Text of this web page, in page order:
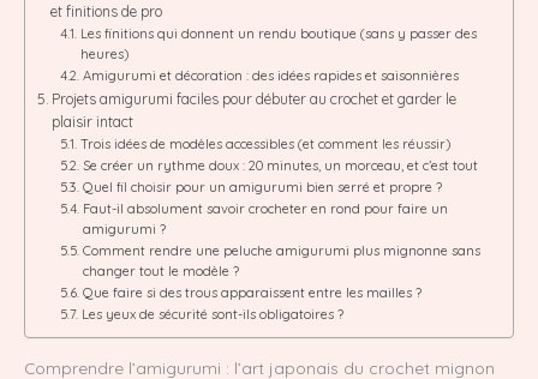
et finitions de pro
Les finitions qui donnent un rendu boutique (sans y passer des
heures)
Amigurumi et décoration : des idées rapides et saisonnières
Projets amigurumi faciles pour débuter au crochet et garder le
plaisir intact
Trois idées de modèles accessibles (et comment les réussir)
Se créer un rythme doux : 20 minutes, un morceau, et c’est tout
Quel fil choisir pour un amigurumi bien serré et propre ?
Faut-il absolument savoir crocheter en rond pour faire un
amigurumi ?
Comment rendre une peluche amigurumi plus mignonne sans
changer tout le modèle ?
Que faire si des trous apparaissent entre les mailles ?
Les yeux de sécurité sont-ils obligatoires ?
Comprendre l’amigurumi : l’art japonais du crochet mignon